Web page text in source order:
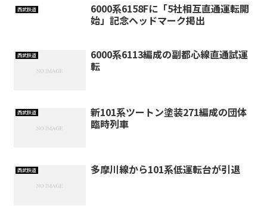
西武鉄道
6000系6158Fに「5社相互直通運転開
始」記念ヘッドマーク掲出
西武鉄道
6000系6113編成の副都心線直通試運
転
西武鉄道
新101系ツートン塗装271編成の団体
臨時列車
西武鉄道 多摩川線から101系低運転台が引退